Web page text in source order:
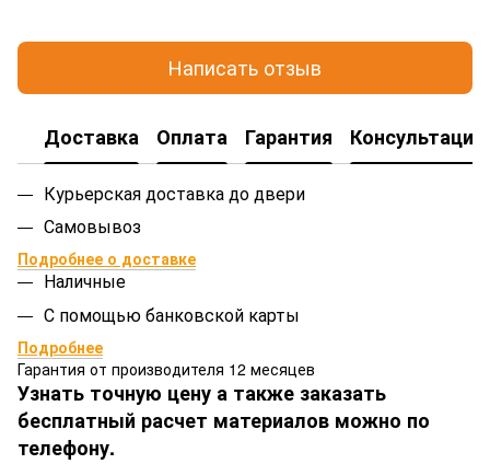
Написать отзыв
Доставка Оплата Гарантия Консультация
Курьерская доставка до двери
Самовывоз
Подробнее о доставке
Наличные
С помощью банковской карты
Подробнее
Гарантия от производителя 12 месяцев
Узнать точную цену а также заказать
бесплатный расчет материалов можно по
телефону.